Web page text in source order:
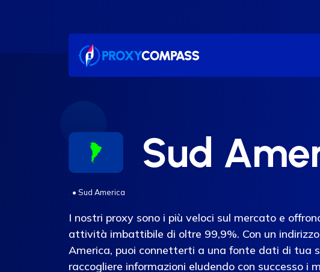
Sud
• Sud America
I nostri proxy sono i più veloci sul mercato e
attività imbattibile di oltre 99,9%. Con un
America, puoi connetterti a una fonte dati di tua
raccogliere informazioni eludendo con successo i